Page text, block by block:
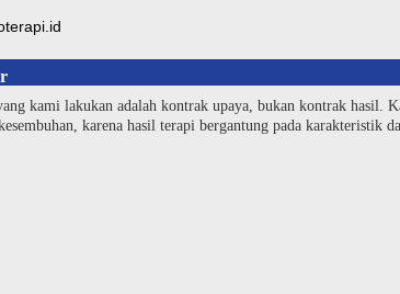
kami lakukan adalah kontrak upaya, bukan kontrak hasil.
karena hasil terapi bergantung pada karakteristik